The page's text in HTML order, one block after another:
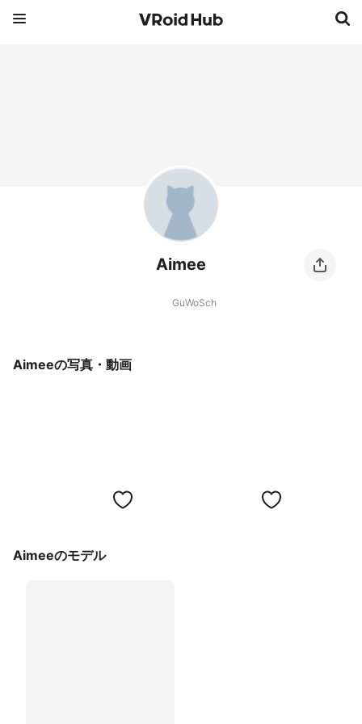
Aimee
GuWoSch
Aimeeの写真・動画
Aimeeのモデル